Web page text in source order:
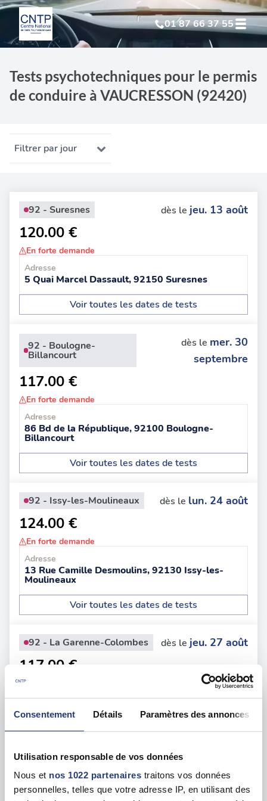
Consentement Détails Paramètres des annonces
Utilisation responsable de vos données
Nous et nos 1022 partenaires traitons vos données
personnelles, telles que votre adresse IP, en utilisant des
01 87 66 37 55
Test Psychotechniquesuite à annulation
Test Psychotechnique
Test Psychotechnique
Tests psychotechniques pour le permis
de conduire à VAUCRESSON (92420)
Filtrer par jour
92 - Suresnes dès le jeu. 13 août
120.00 €
En forte demande
Adresse
5 Quai Marcel Dassault, 92150 Suresnes
Voir toutes les dates de tests
92 - Boulogne-
Billancourt
dès le mer. 30
septembre
117.00 €
En forte demande
Adresse
86 Bd de la République, 92100 Boulogne-
Billancourt
Voir toutes les dates de tests
92 - Issy-les-Moulineaux dès le lun. 24 août
124.00 €
En forte demande
Adresse
13 Rue Camille Desmoulins, 92130 Issy-les-
Moulineaux
Voir toutes les dates de tests
92 - La Garenne-Colombes dès le jeu. 27 août
117.00 €
Adresse
25 Av. Joffre, 92250 La Garenne-Colombes
92 - Le Plessis-Robinson dès leven. 21 août